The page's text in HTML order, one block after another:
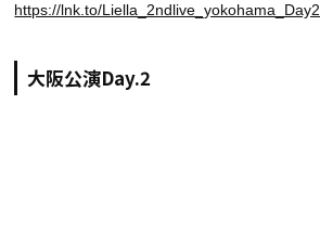
https://lnk.to/Liella_2ndlive_yokohama_Day2
大阪公演Day.2